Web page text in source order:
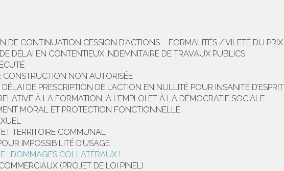
DE CONTINUATION CESSION D’ACTIONS – FORMALITÉS / VILETÉ DU PRIX
DÉLAI EN CONTENTIEUX INDEMNITAIRE DE TRAVAUX PUBLICS
CONSTRUCTION NON AUTORISÉE
DE PRESCRIPTION DE L’ACTION EN NULLITÉ POUR INSANITÉ D’ESPRIT
À LA FORMATION, À L’EMPLOI ET À LA DÉMOCRATIE SOCIALE
MORAL ET PROTECTION FONCTIONNELLE
TERRITOIRE COMMUNAL
IMPOSSIBILITÉ D’USAGE
: DOMMAGES COLLATÉRAUX !
(PROJET DE LOI PINEL)